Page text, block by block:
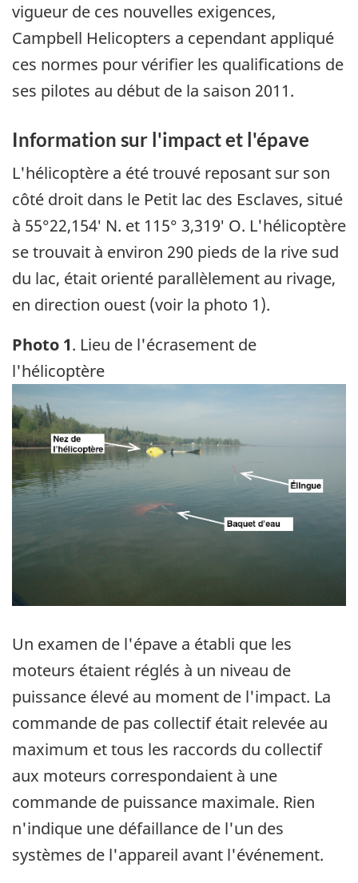
vigueur de ces nouvelles exigences,
Campbell Helicopters a cependant appliqué
ces normes pour vérifier les qualifications de
ses pilotes au début de la saison 2011.
Information sur l'impact et l'épave
L'hélicoptère a été trouvé reposant sur son
côté droit dans le Petit lac des Esclaves, situé
à 55°22,154′ N. et 115° 3,319′ O. L'hélicoptère
se trouvait à environ 290 pieds de la rive sud
du lac, était orienté parallèlement au rivage,
en direction ouest (voir la photo 1).
Photo 1. Lieu de l'écrasement de
l'hélicoptère
Image
Un examen de l'épave a établi que les
moteurs étaient réglés à un niveau de
puissance élevé au moment de l'impact. La
commande de pas collectif était relevée au
maximum et tous les raccords du collectif
aux moteurs correspondaient à une
commande de puissance maximale. Rien
n'indique une défaillance de l'un des
systèmes de l'appareil avant l'événement.